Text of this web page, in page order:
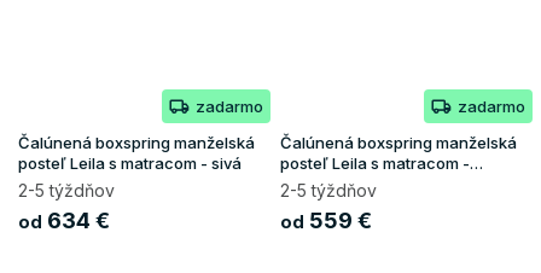
zadarmo
Čalúnená boxspring manželská
posteľ Leila s matracom - sivá
2-5 týždňov
od 634 €
zadarmo
Čalúnená boxspring manželská
posteľ Leila s matracom -
tmavomodrá
2-5 týždňov
od 559 €